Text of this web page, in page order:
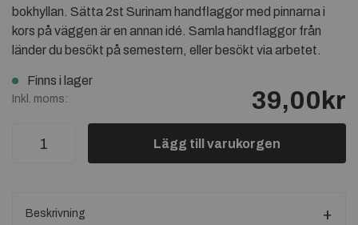
bokhyllan. Sätta 2st Surinam handflaggor med pinnarna i
kors på väggen är en annan idé. Samla handflaggor från
länder du besökt på semestern, eller besökt via arbetet.
Finns i lager
Inkl. moms: 39,00kr
Lägg till varukorgen
Beskrivning